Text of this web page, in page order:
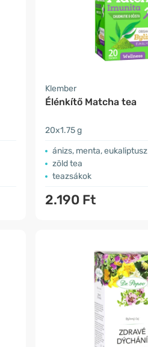
Klember
Élénkítő Matcha tea
20x1.75 g
ánizs, menta, eukaliptusz
zöld tea
teazsákok
2.190 Ft